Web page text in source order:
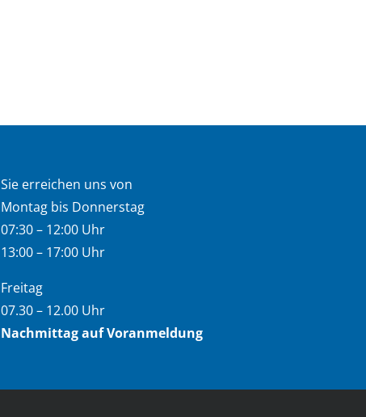
Sie erreichen uns von
Montag bis Donnerstag
07:30 – 12:00 Uhr
13:00 – 17:00 Uhr
Freitag
07.30 – 12.00 Uhr
Nachmittag auf Voranmeldung